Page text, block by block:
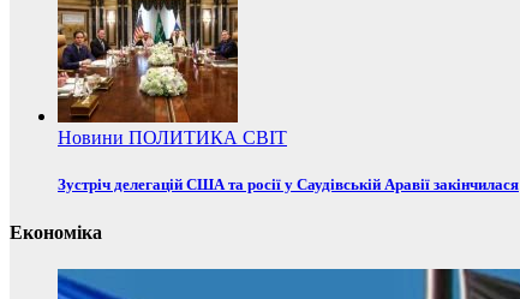
Новини ПОЛИТИКА СВІТ
Зустріч делегацій США та росії у Саудівській Аравії закінчилася
Економіка